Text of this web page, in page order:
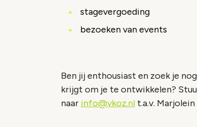
stagevergoeding
bezoeken van events
Ben jij enthousiast en zoek je
krijgt om je te ontwikkelen?
naar info@vkoz.nl t.a.v.